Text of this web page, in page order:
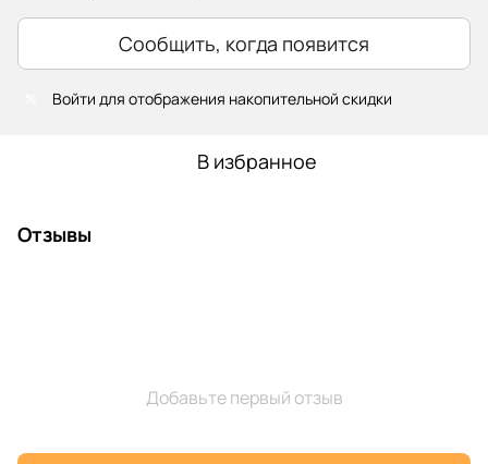
Сообщить, когда появится
Войти для отображения накопительной скидки
В избранное
Отзывы
Добавьте первый отзыв